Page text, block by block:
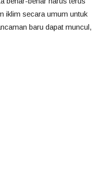
iklim secara umum untuk
baru dapat muncul,